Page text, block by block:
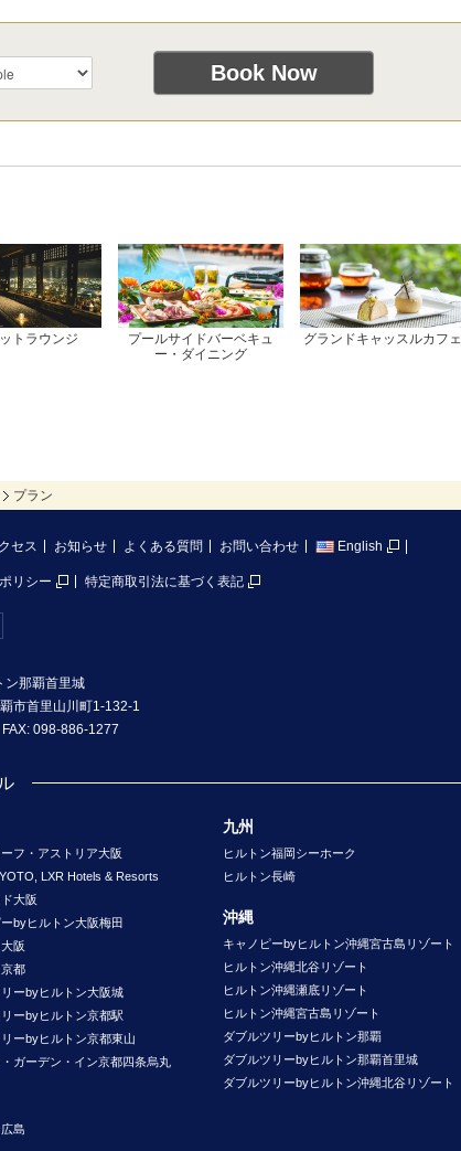
トラウンジ
プールサイドバーベキュ
ー・ダイニング
グランドキャッスルカフェ
プラン
セス お知らせ よくある質問 お問い合わせ English
リシー 特定商取引法に基づく表記
ン那覇首里城
市首里山川町1-132-1
098-886-1277
フ・アストリア大阪
LXR Hotels & Resorts
大阪
byヒルトン大阪梅田
阪
都
ーbyヒルトン大阪城
ーbyヒルトン京都駅
ーbyヒルトン京都東山
・ガーデン・イン京都四条烏丸
島
九州
ヒルトン福岡シーホーク
ヒルトン長崎
沖縄
キャノピーbyヒルトン沖縄宮古島リゾート
ヒルトン沖縄北谷リゾート
ヒルトン沖縄瀬底リゾート
ヒルトン沖縄宮古島リゾート
ダブルツリーbyヒルトン那覇
ダブルツリーbyヒルトン那覇首里城
ダブルツリーbyヒルトン沖縄北谷リゾート